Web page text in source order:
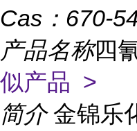
Cas： 670-
产品名称四
似产品 >
简介 金锦乐